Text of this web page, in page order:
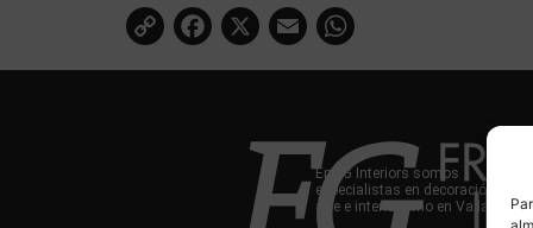
Copy
Link
Facebook
X Email
En FG Interiors somos
especialistas en decoración,
arte e interiorismo en Valladolid.